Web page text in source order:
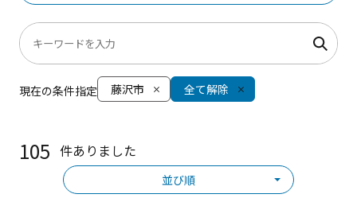
現在の条件指定 藤沢市 全て解除
105 件ありました
並び順